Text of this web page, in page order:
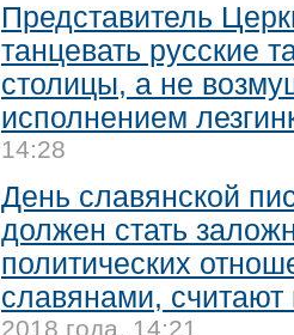
Представитель
танцевать русские
столицы, а не
исполнением
14:28
День славянской
должен стать
политических
славянами, считают